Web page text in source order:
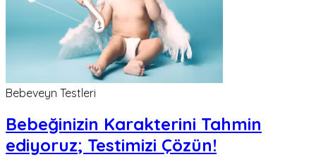
Bebeveyn Testleri
Bebeğinizin Karakterini Tahmin
ediyoruz; Testimizi Çözün!